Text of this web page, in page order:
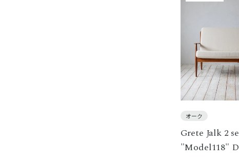
オーク
Grete Jalk 2
"Model118"